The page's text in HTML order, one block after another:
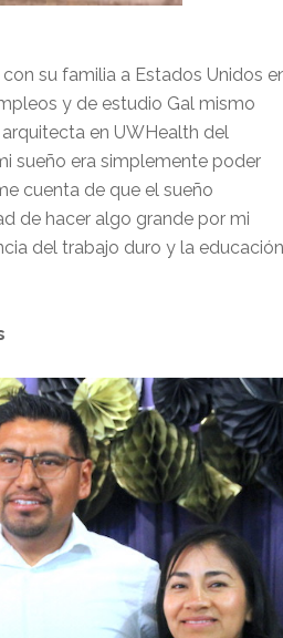
su familia a Estados Unidos
y de estudio Gal mismo
en UWHealth del
sueño era simplemente poder
cuenta de que el sueño
de hacer algo grande por mi
del trabajo duro y la educación